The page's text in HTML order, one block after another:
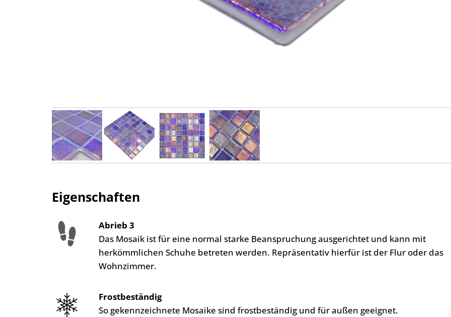
Eigenschaften
Abrieb 3
Das Mosaik ist für eine normal starke Beanspruchung ausgerichtet und kann mit
herkömmlichen Schuhe betreten werden. Repräsentativ hierfür ist der Flur oder das
Wohnzimmer.
Frostbeständig
So gekennzeichnete Mosaike sind frostbeständig und für außen geeignet.